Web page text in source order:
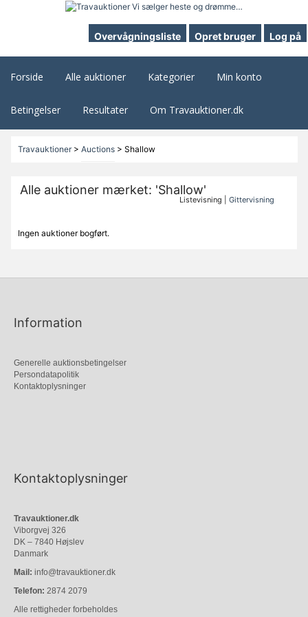
Overvågningsliste Opret bruger Log på
Forside Alle auktioner Kategorier Min konto
Betingelser Resultater Om Travauktioner.dk
Travauktioner> Auctions> Shallow
Alle auktioner mærket: 'Shallow'
Listevisning |Gittervisning
Ingen auktioner bogført.
Information
Generelle auktionsbetingelser
Persondatapolitik
Kontaktoplysninger
Kontaktoplysninger
Travauktioner.dk
Viborgvej 326
DK – 7840 Højslev
Danmark
Mail: info@travauktioner.dk
Telefon: 2874 2079
Alle rettigheder forbeholdes